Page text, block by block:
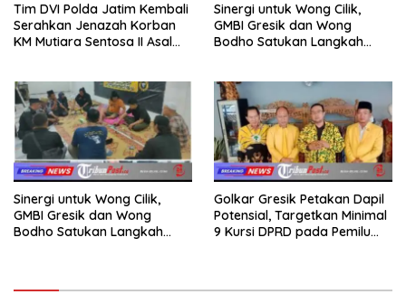
Tim DVI Polda Jatim Kembali
Serahkan Jenazah Korban
KM Mutiara Sentosa II Asal
Sinergi untuk Wong Cilik,
GMBI Gresik dan Wong
Bodho Satukan Langkah
Sinergi untuk Wong Cilik,
GMBI Gresik dan Wong
Bodho Satukan Langkah
Golkar Gresik Petakan Dapil
Potensial, Targetkan Minimal
9 Kursi DPRD pada Pemilu